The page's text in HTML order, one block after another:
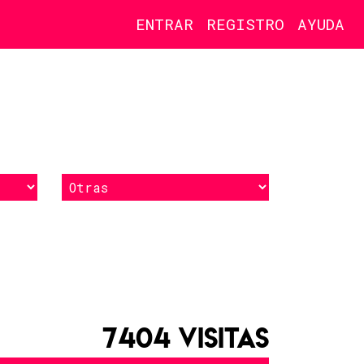
ENTRAR REGISTRO AYUDA
7404 VISITAS